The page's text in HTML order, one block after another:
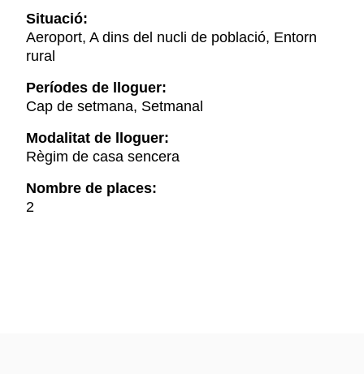
Situació:
Aeroport, A dins del nucli de població, Entorn
rural
Períodes de lloguer:
Cap de setmana, Setmanal
Modalitat de lloguer:
Règim de casa sencera
Nombre de places:
2